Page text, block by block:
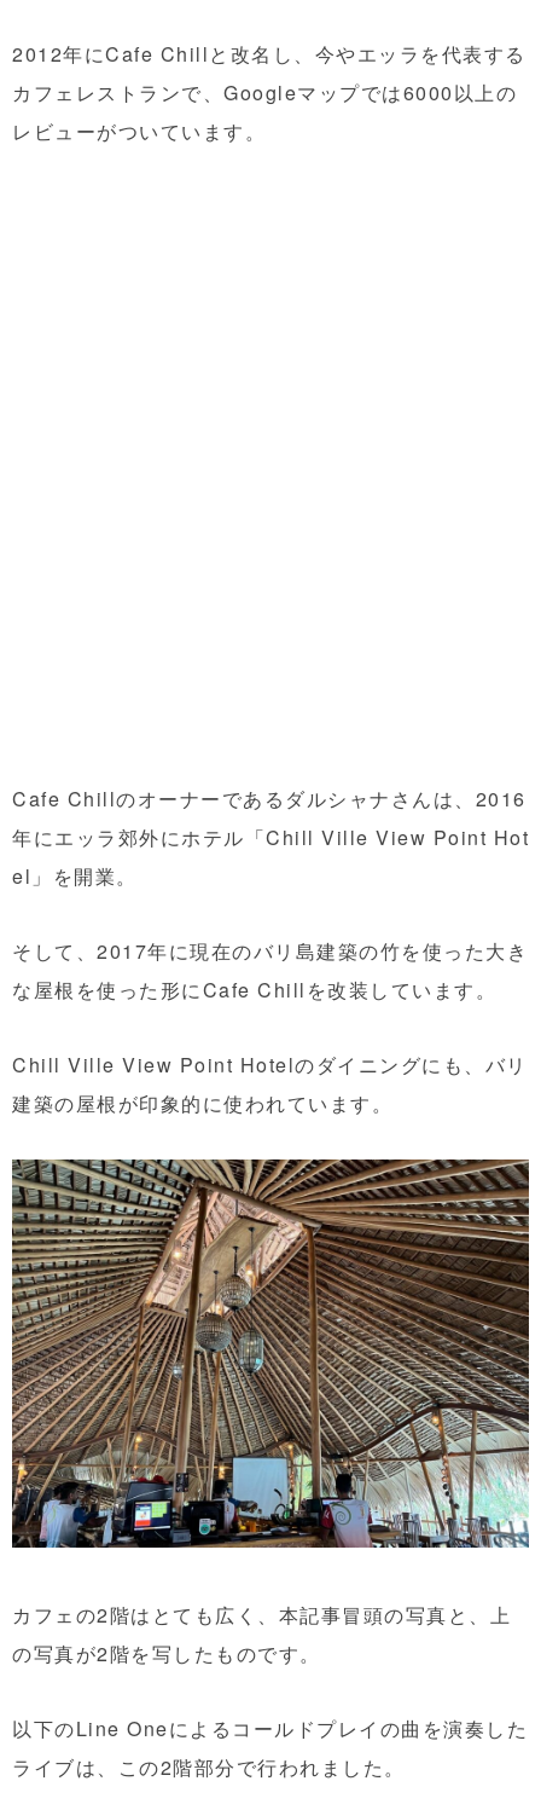
2012年にCafe Chillと改名し、今やエッラを代表する
カフェレストランで、Googleマップでは6000以上の
レビューがついています。
Cafe Chillのオーナーであるダルシャナさんは、2016
年にエッラ郊外にホテル「Chill Ville View Point Hot
el」を開業。
そして、2017年に現在のバリ島建築の竹を使った大き
な屋根を使った形にCafe Chillを改装しています。
Chill Ville View Point Hotelのダイニングにも、バリ
建築の屋根が印象的に使われています。
カフェの2階はとても広く、本記事冒頭の写真と、上
の写真が2階を写したものです。
以下のLine Oneによるコールドプレイの曲を演奏した
ライブは、この2階部分で行われました。